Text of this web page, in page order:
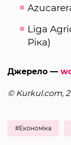
Liga
Ріка)
Джерело —
© Kurkul.com,
#Економіка